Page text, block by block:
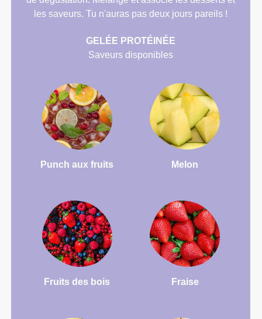
les saveurs. Tu n'auras pas deux jours pareils !
GELÉE PROTÉINÉE
Saveurs disponibles
Punch aux fruits Melon
Fruits des bois Fraise